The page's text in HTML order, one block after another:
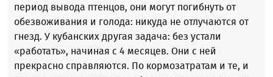
период вывода птенцов, они могут погибнуть от
обезвоживания и голода: никуда не отлучаются от
гнезд. У кубанских другая задача: без устали
«работать», начиная с 4 месяцев. Они с ней
прекрасно справляются. По кормозатратам и те, и